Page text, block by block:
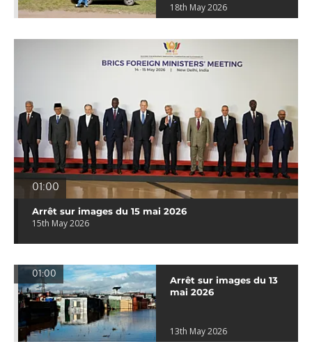
18th May 2026
01:00
Arrêt sur images du 15 mai 2026
15th May 2026
01:00
Arrêt sur images du 13
mai 2026
13th May 2026